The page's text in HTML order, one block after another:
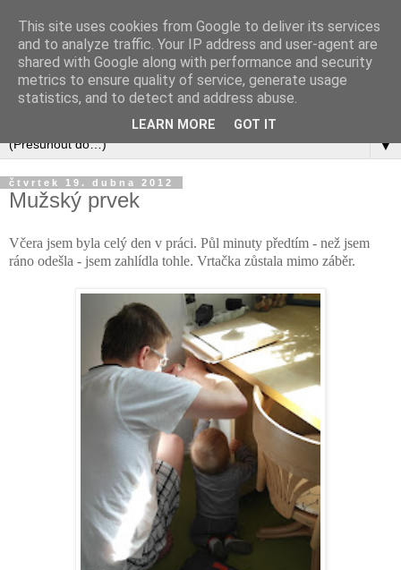
▼
čtvrtek 19. dubna 2012
Mužský prvek
Včera jsem byla celý den v práci. Půl minuty předtím - než jsem
ráno odešla - jsem zahlídla tohle. Vrtačka zůstala mimo záběr.
This site uses cookies from Google to deliver its services
and to analyze traffic. Your IP address and user-agent are
shared with Google along with performance and security
metrics to ensure quality of service, generate usage
statistics, and to detect and address abuse.
LEARN MORE GOT IT